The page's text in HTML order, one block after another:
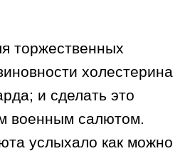
торжественных
холестерина
и сделать это
военным салютом.
услыхало как можно